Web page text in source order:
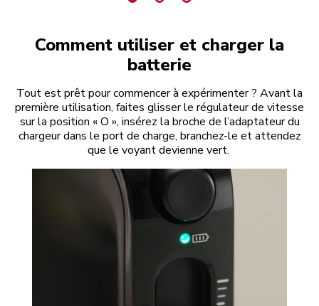
Comment utiliser et charger la
batterie
Tout est prêt pour commencer à expérimenter ? Avant la
première utilisation, faites glisser le régulateur de vitesse
sur la position « O », insérez la broche de l’adaptateur du
chargeur dans le port de charge, branchez-le et attendez
que le voyant devienne vert.